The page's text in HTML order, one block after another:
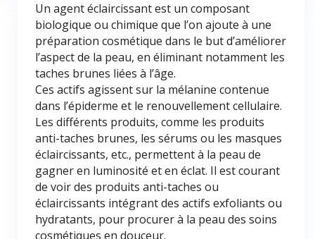
Un agent éclaircissant est un composant
biologique ou chimique que l’on ajoute à une
préparation cosmétique dans le but d’améliorer
l’aspect de la peau, en éliminant notamment les
taches brunes liées à l’âge.
Ces actifs agissent sur la mélanine contenue
dans l’épiderme et le renouvellement cellulaire.
Les différents produits, comme les produits
anti-taches brunes, les sérums ou les masques
éclaircissants, etc., permettent à la peau de
gagner en luminosité et en éclat. Il est courant
de voir des produits anti-taches ou
éclaircissants intégrant des actifs exfoliants ou
hydratants, pour procurer à la peau des soins
cosmétiques en douceur.